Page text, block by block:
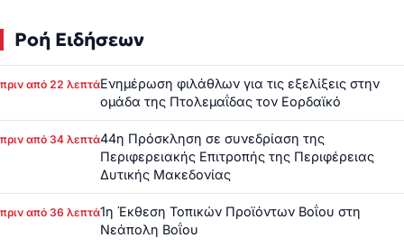
Ροή Ειδήσεων
πριν από 22 λεπτάΕνημέρωση φιλάθλων για τις εξελίξεις στην
ομάδα της Πτολεμαΐδας τον Εορδαϊκό
πριν από 34 λεπτά44η Πρόσκληση σε συνεδρίαση της
Περιφερειακής Επιτροπής της Περιφέρειας
Δυτικής Μακεδονίας
πριν από 36 λεπτά1η Έκθεση Τοπικών Προϊόντων Βοΐου στη
Νεάπολη Βοΐου